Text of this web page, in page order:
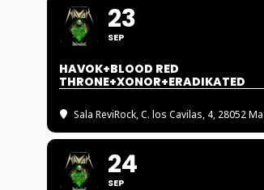
23
SEP
HAVOK+BLOOD RED
THRONE+XONOR+ERADIKATED
Sala ReviRock, C. los Cavilas, 4, 28052
24
SEP